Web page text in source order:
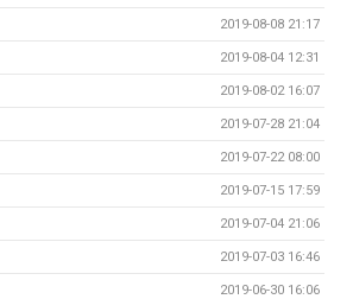
2019-08-08 21:17
2019-08-04 12:31
2019-08-02 16:07
2019-07-28 21:04
2019-07-22 08:00
2019-07-15 17:59
2019-07-04 21:06
2019-07-03 16:46
2019-06-30 16:06